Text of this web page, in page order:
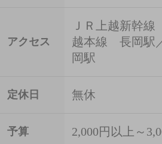
アクセス
ＪＲ上越新幹
越本線 長岡駅
岡駅
定休日 無休
予算 2,000円以上～